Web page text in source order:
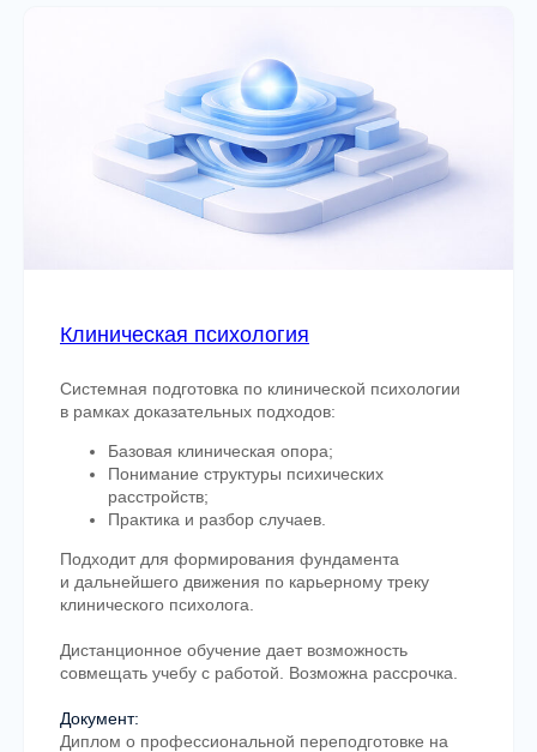
Клиническая психология
Системная подготовка по клинической психологии
в рамках доказательных подходов:
Базовая клиническая опора;
Понимание структуры психических
расстройств;
Практика и разбор случаев.
Подходит для формирования фундамента
и дальнейшего движения по карьерному треку
клинического психолога.
Дистанционное обучение дает возможность
совмещать учебу с работой. Возможна рассрочка.
Документ:
Диплом о профессиональной переподготовке на
Обучение построено как последовательная
профессиональная интеграция.
развитие
Как устроена
система подготовки
специалиста
в MHC?